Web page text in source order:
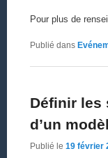
Pour plus de
Publié dans
Définir les
d’un
Publié le 19 février